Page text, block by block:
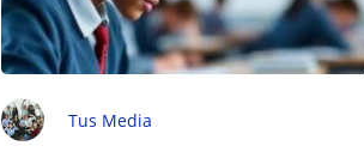
Tus Media